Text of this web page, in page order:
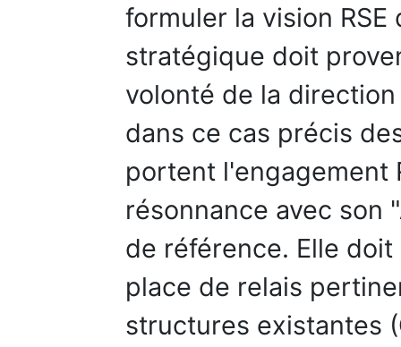
formuler la vision
stratégique doit
volonté de la
dans ce cas précis
portent l'engagement
résonnance avec son
de référence. Elle
place de relais
structures existantes